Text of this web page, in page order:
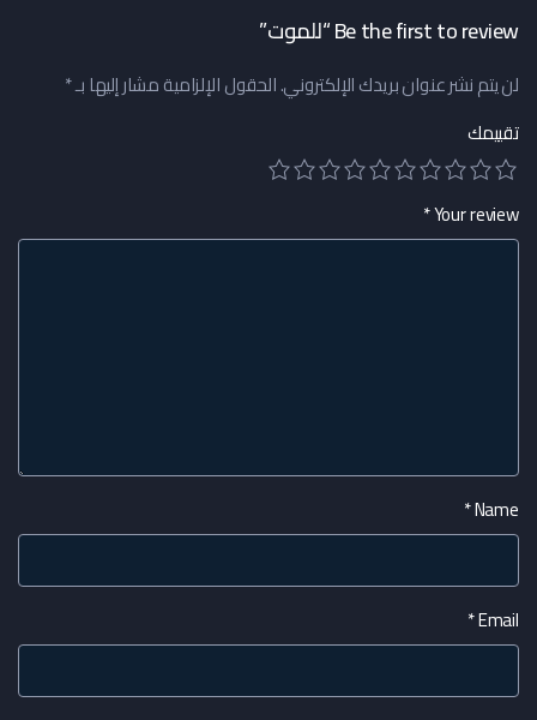
Be the first to review “للموت”
لن يتم نشر عنوان بريدك الإلكتروني.الحقول الإلزامية مشار إليها بـ*
تقييمك
Your review
*
Name
*
Email
*